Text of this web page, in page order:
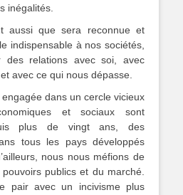
inégalités.
aussi que sera reconnue et
indispensable à nos sociétés,
des relations avec soi, avec
avec ce qui nous dépasse.
dans un cercle vicieux
et sociaux sont
plus de vingt ans, des
tous les pays développés
nous nous méfions de
publics et du marché.
pair avec un incivisme plus